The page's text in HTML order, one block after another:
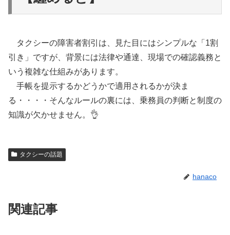
タクシーの障害者割引は、見た目にはシンプルな「1割
引き」ですが、背景には法律や通達、現場での確認義務と
いう複雑な仕組みがあります。
手帳を提示するかどうかで適用されるかが決ま
る・・・・そんなルールの裏には、乗務員の判断と制度の
知識が欠かせません。👌
タクシーの話題
hanaco
関連記事